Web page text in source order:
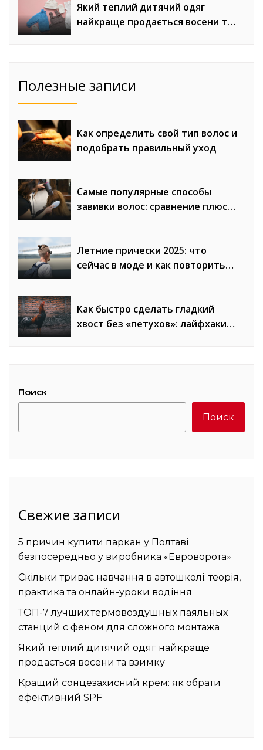
Який теплий дитячий одяг
найкраще продається восени та
Полезные записи
Как определить свой тип волос и
подобрать правильный уход
Самые популярные способы
завивки волос: сравнение плюсов
Летние прически 2025: что
сейчас в моде и как повторить
Как быстро сделать гладкий
хвост без «петухов»: лайфхаки
Поиск
Поиск
Свежие записи
5 причин купити паркан у Полтаві
безпосередньо у виробника «Евроворота»
Скільки триває навчання в автошколі: теорія,
практика та онлайн-уроки водіння
ТОП-7 лучших термовоздушных паяльных
станций с феном для сложного монтажа
Який теплий дитячий одяг найкраще
продається восени та взимку
Кращий сонцезахисний крем: як обрати
ефективний SPF